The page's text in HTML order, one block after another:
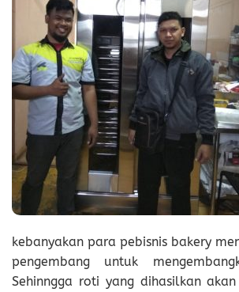
kebanyakan para pebisnis bakery
pengembang untuk
Sehinngga roti yang dihasilkan